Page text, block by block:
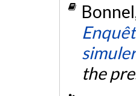
the